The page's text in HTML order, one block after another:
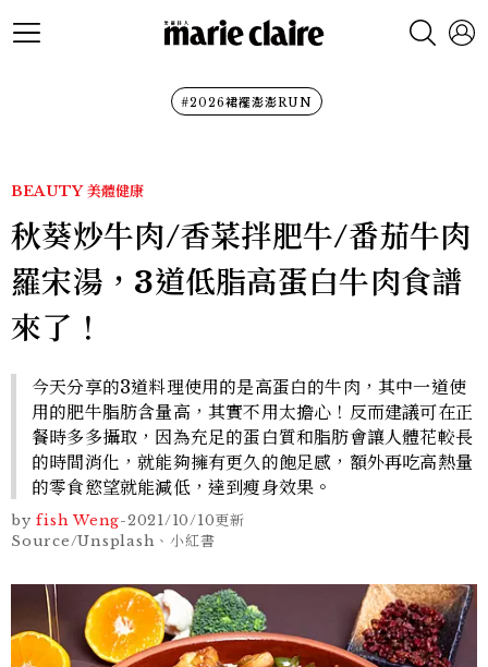
#2026裙襬澎澎RUN
BEAUTY 美體健康
秋葵炒牛肉/香菜拌肥牛/番茄牛肉
羅宋湯，3道低脂高蛋白牛肉食譜
來了！
今天分享的3道料理使用的是高蛋白的牛肉，其中一道使
用的肥牛脂肪含量高，其實不用太擔心！反而建議可在正
餐時多多攝取，因為充足的蛋白質和脂肪會讓人體花較長
的時間消化，就能夠擁有更久的飽足感，額外再吃高熱量
的零食慾望就能減低，達到瘦身效果。
by fish Weng-2021/10/10更新
Source/Unsplash、小紅書